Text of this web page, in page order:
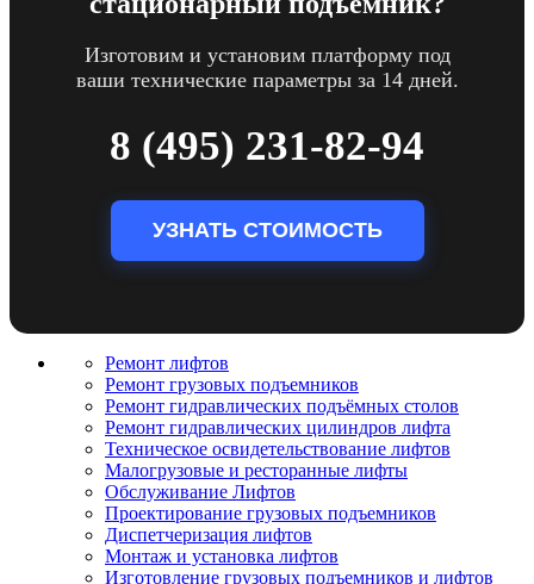
Изготовим и установим платформу под
ваши технические параметры за 14 дней.
8 (495) 231-82-94
УЗНАТЬ СТОИМОСТЬ
Ремонт лифтов
Ремонт грузовых подъемников
Pемонт гидравлических подъёмных столов
Ремонт гидравлических цилиндров лифта
Техническое освидетельствование лифтов
Малогрузовые и ресторанные лифты
Обслуживание Лифтов
Проектирование грузовых подъемников
Диспетчеризация лифтов
Монтаж и установка лифтов
Изготовление грузовых подъемников и лифтов